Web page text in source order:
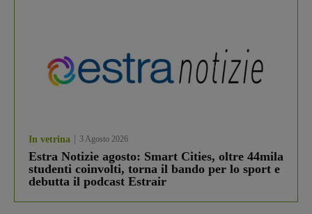
In vetrina 3 Agosto 2026
Estra Notizie agosto: Smart Cities, oltre 44mila
studenti coinvolti, torna il bando per lo sport e
debutta il podcast Estrair